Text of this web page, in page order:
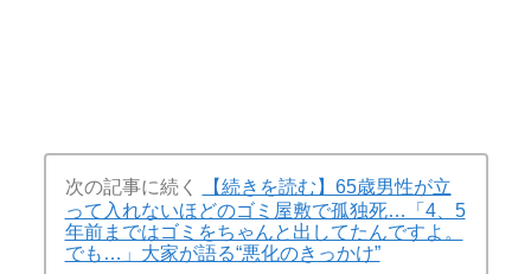
次の記事に続く
【続きを読む】65歳男性が立
って入れないほどのゴミ屋敷で孤独死…「4、5
年前まではゴミをちゃんと出してたんですよ。
でも…」大家が語る“悪化のきっかけ”